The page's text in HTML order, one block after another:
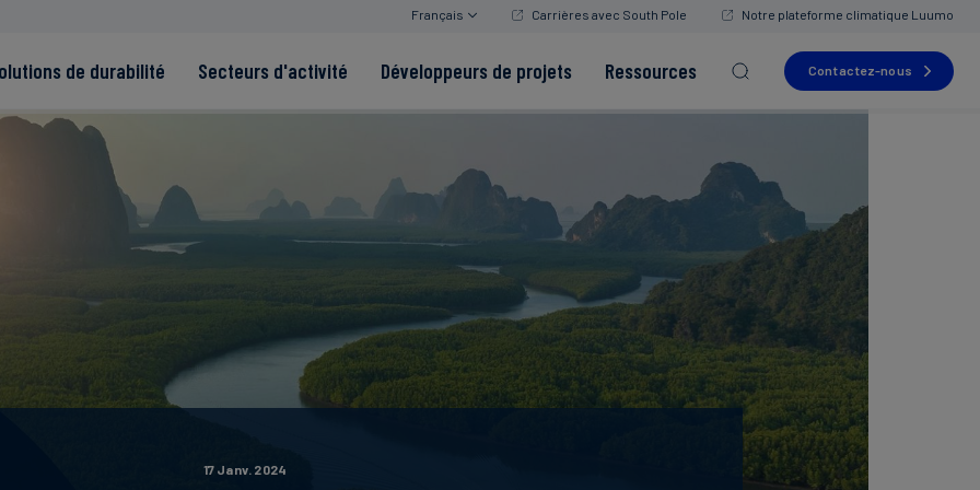
Français Carrières avec South Pole Notre plateforme climatique Luumo
de durabilité Secteurs d'activité Développeurs de projets Ressources Contactez-nous
Read more
Read more
Read more
Read more
Read more
Read more
Read more
Read more
Read more
Read more
17 Janv. 2024